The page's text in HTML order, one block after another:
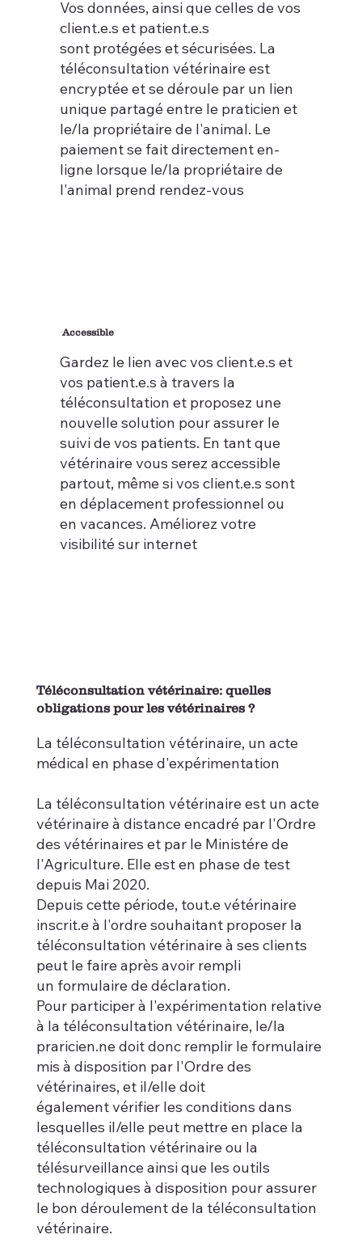
Vos données, ainsi que celles de vos
client.e.s et patient.e.s
sont protégées et sécurisées. La
téléconsultation vétérinaire est
encryptée et se déroule par un lien
unique partagé entre le praticien et
le/la propriétaire de l'animal. Le
paiement se fait directement en-
ligne lorsque le/la propriétaire de
l'animal prend rendez-vous
Accessible
Gardez le lien avec vos client.e.s et
vos patient.e.s à travers la
téléconsultation et proposez une
nouvelle solution pour assurer le
suivi de vos patients. En tant que
vétérinaire vous serez accessible
partout, même si vos client.e.s sont
en déplacement professionnel ou
en vacances. Améliorez votre
visibilité sur internet
Téléconsultation vétérinaire: quelles
obligations pour les vétérinaires ?
La téléconsultation vétérinaire, un acte
médical en phase d'expérimentation
La téléconsultation vétérinaire est un acte
vétérinaire à distance encadré par l'Ordre
des vétérinaires et par le Ministére de
l'Agriculture. Elle est en phase de test
depuis Mai 2020.
Depuis cette période, tout.e vétérinaire
inscrit.e à l'ordre souhaitant proposer la
téléconsultation vétérinaire à ses clients
peut le faire après avoir rempli
un formulaire de déclaration.
Pour participer à l'expérimentation relative
à la téléconsultation vétérinaire, le/la
praricien.ne doit donc remplir le formulaire
mis à disposition par l'Ordre des
vétérinaires, et il/elle doit
également vérifier les conditions dans
lesquelles il/elle peut mettre en place la
téléconsultation vétérinaire ou la
télésurveillance ainsi que les outils
technologiques à disposition pour assurer
le bon déroulement de la téléconsultation
vétérinaire.